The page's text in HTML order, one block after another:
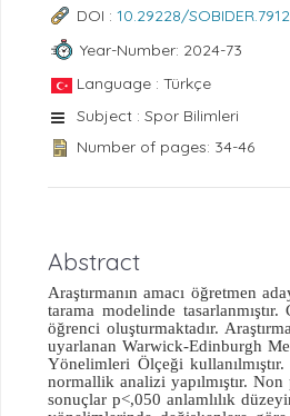
DOI : 10.29228/
Year-Number: 2024-73
Language : Türkçe
Subject : Spor Bilimleri
Number of pages: 34-46
Abstract
Araştırmanın amacı öğretmen
tarama modelinde
öğrenci oluşturmaktadır.
uyarlanan Warwick-Edinburgh
Yönelimleri Ölçeği
normallik analizi yapılmıştır.
sonuçlar p<,050 anlamlılık